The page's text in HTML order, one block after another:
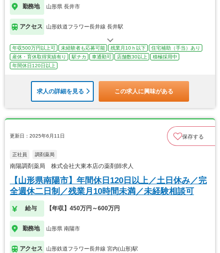
勤務地 山形県 長井市
アクセス 山形鉄道フラワー長井線 長井駅
年収500万円以上可 未経験者も応募可能 残業月10ｈ以下
住宅補助（手当）あり
産休・育休取得実績有り
駅チカ 車通勤可 店舗数30以上
積極採用中
年間休日120日以上
求人の詳細を見る この求人に興味がある
更新日：2025年6月11日 保存する
正社員 調剤薬局
南陽調剤薬局 株式会社大東本店の薬剤師求人
【山形県南陽市】年間休日120日以上／土日休み／完
全週休二日制／残業月10時間未満／未経験相談可
給与 【年収】450万円～600万円
勤務地 山形県 南陽市
アクセス 山形鉄道フラワー長井線 宮内(山形)駅